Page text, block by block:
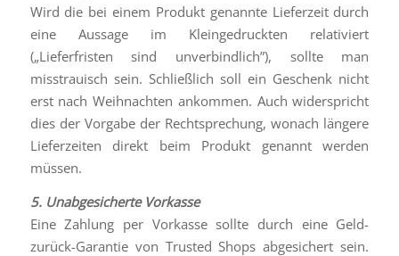
Wird die bei einem Produkt genannte Lieferzeit durch
eine Aussage im Kleingedruckten relativiert
(„Lieferfristen sind unverbindlich”), sollte man
misstrauisch sein. Schließlich soll ein Geschenk nicht
erst nach Weihnachten ankommen. Auch widerspricht
dies der Vorgabe der Rechtsprechung, wonach längere
Lieferzeiten direkt beim Produkt genannt werden
müssen.
5. Unabgesicherte Vorkasse
Eine Zahlung per Vorkasse sollte durch eine Geld-
zurück-Garantie von Trusted Shops abgesichert sein.